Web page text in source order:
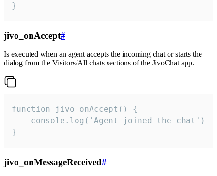
}
jivo_onAccept#
Is executed when an agent accepts the incoming chat or starts the
dialog from the Visitors/All chats sections of the JivoChat app.
function jivo_onAccept() {
}
jivo_onMessageReceived#